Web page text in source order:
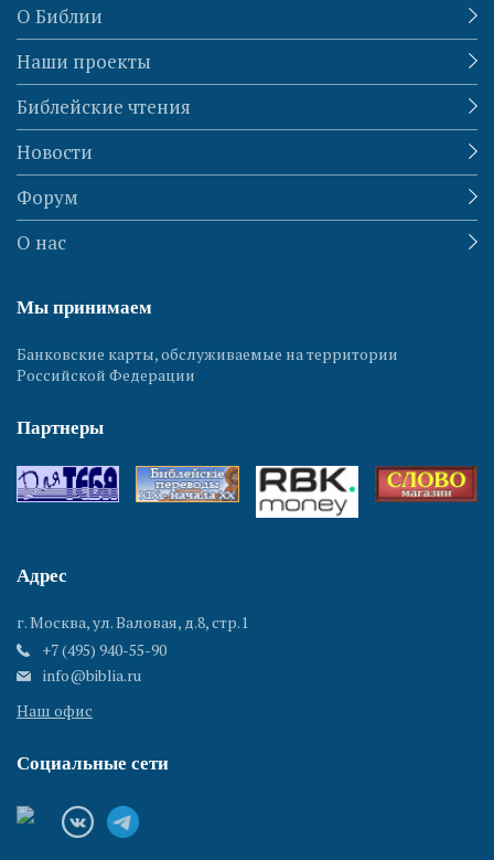
О Библии
Наши проекты
Библейские чтения
Новости
Форум
О нас
Мы принимаем
Банковские карты, обслуживаемые на территории
Российской Федерации
Партнеры
Адрес
г. Москва, ул. Валовая, д.8, стр.1
+7 (495) 940-55-90
info@biblia.ru
Наш офис
Социальные сети